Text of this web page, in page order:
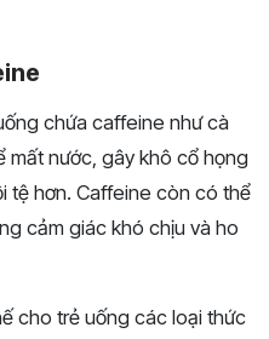
chứa caffeine như cà
mất nước, gây khô cổ họng
tệ hơn. Caffeine còn có thể
cảm giác khó chịu và ho
cho trẻ uống các loại thức